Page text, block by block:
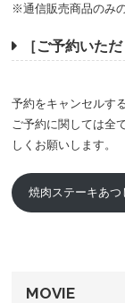
※通信販売商品のみ
［ご予約いた
予約をキャンセルす
ご予約に関しては全
しくお願いします。
焼肉ステーキあつ
MOVIE